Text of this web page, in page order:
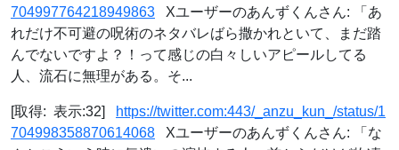
704997764218949863 Xユーザーのあんずくんさん: 「あ
れだけ不可避の呪術のネタバレばら撒かれといて、まだ踏
んでないですよ？！って感じの白々しいアピールしてる
人、流石に無理がある。そ...
[取得: 表示:32]
https://twitter.com:443/_anzu_kun_/status/1
704998358870614068 Xユーザーのあんずくんさん: 「な